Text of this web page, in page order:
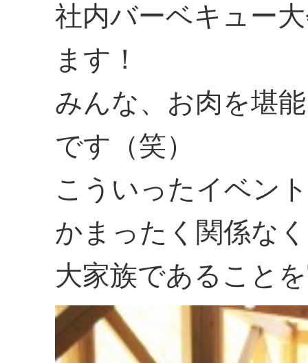
社内バーベキュー
ます！
みんな、お肉を堪
です（笑）
こういったイベン
かまったく関係な
大家族であること